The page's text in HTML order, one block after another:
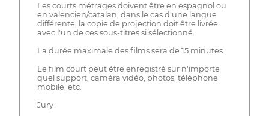
Les courts métrages doivent être en espagnol ou
en valencien/catalan, dans le cas d'une langue
différente, la copie de projection doit être livrée
avec l'un de ces sous-titres si sélectionné.
La durée maximale des films sera de 15 minutes.
Le film court peut être enregistré sur n'importe
quel support, caméra vidéo, photos, téléphone
mobile, etc.
Jury :